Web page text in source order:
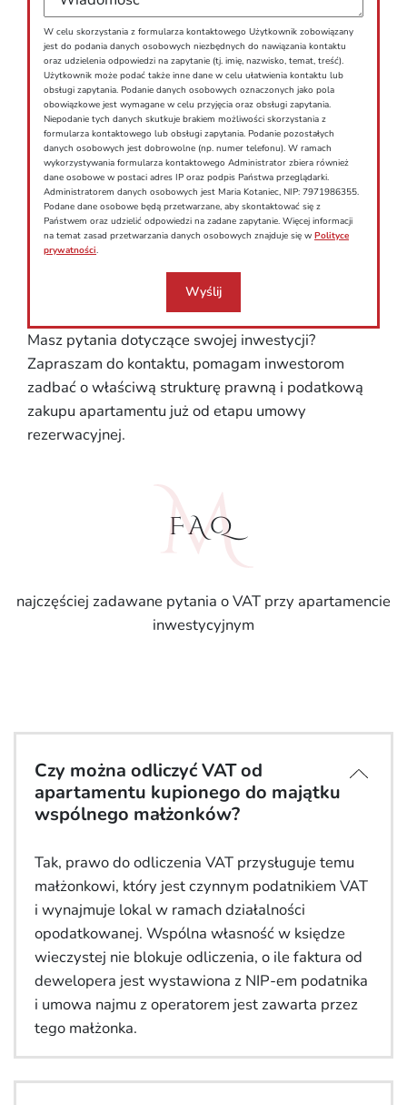
W celu skorzystania z formularza kontaktowego Użytkownik zobowiązany
jest do podania danych osobowych niezbędnych do nawiązania kontaktu
oraz udzielenia odpowiedzi na zapytanie (tj. imię, nazwisko, temat, treść).
Użytkownik może podać także inne dane w celu ułatwienia kontaktu lub
obsługi zapytania. Podanie danych osobowych oznaczonych jako pola
obowiązkowe jest wymagane w celu przyjęcia oraz obsługi zapytania.
Niepodanie tych danych skutkuje brakiem możliwości skorzystania z
formularza kontaktowego lub obsługi zapytania. Podanie pozostałych
danych osobowych jest dobrowolne (np. numer telefonu). W ramach
wykorzystywania formularza kontaktowego Administrator zbiera również
dane osobowe w postaci adres IP oraz podpis Państwa przeglądarki.
Administratorem danych osobowych jest Maria Kotaniec, NIP: 7971986355.
Podane dane osobowe będą przetwarzane, aby skontaktować się z
Państwem oraz udzielić odpowiedzi na zadane zapytanie. Więcej informacji
na temat zasad przetwarzania danych osobowych znajduje się w Polityce
prywatności.
Wyślij
Masz pytania dotyczące swojej inwestycji?
Zapraszam do kontaktu, pomagam inwestorom
zadbać o właściwą strukturę prawną i podatkową
zakupu apartamentu już od etapu umowy
rezerwacyjnej.
FAQ
najczęściej zadawane pytania o VAT przy apartamencie
inwestycyjnym
Czy można odliczyć VAT od
apartamentu kupionego do majątku
wspólnego małżonków?
Tak, prawo do odliczenia VAT przysługuje temu
małżonkowi, który jest czynnym podatnikiem VAT
i wynajmuje lokal w ramach działalności
opodatkowanej. Wspólna własność w księdze
wieczystej nie blokuje odliczenia, o ile faktura od
dewelopera jest wystawiona z NIP-em podatnika
i umowa najmu z operatorem jest zawarta przez
tego małżonka.